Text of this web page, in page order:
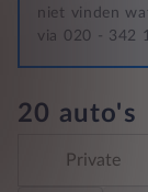
niet vinden
via 020 - 342
20 auto's
Private